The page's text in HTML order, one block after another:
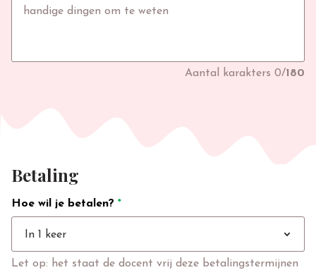
Aantal karakters 0/180
Betaling
Hoe wil je betalen? *
In 1 keer expand_more
Let op: het staat de docent vrij deze betalingstermijnen